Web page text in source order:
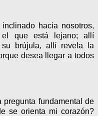
hacia nosotros,
el que está lejano; allí
brújula, allí revela la
desea llegar a todos
fundamental de
se orienta mi corazón?